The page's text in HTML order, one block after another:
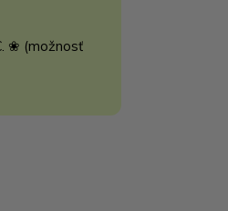
❀ (možnosť